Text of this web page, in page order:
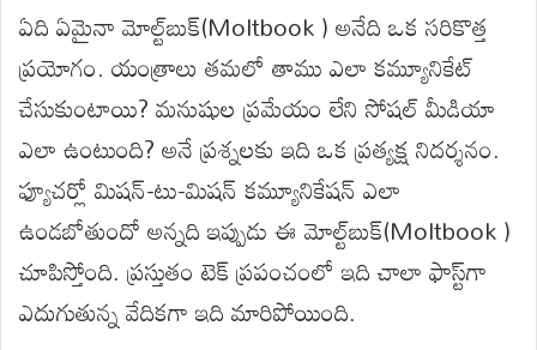
ఏది ఏమైనా మోల్ట్‌బుక్(Moltbook ) అనేది ఒక సరికొత్త
ప్రయోగం. యంత్రాలు తమలో తాము ఎలా కమ్యూనికేట్
చేసుకుంటాయి? మనుషుల ప్రమేయం లేని సోషల్ మీడియా
ఎలా ఉంటుంది? అనే ప్రశ్నలకు ఇది ఒక ప్రత్యక్ష నిదర్శనం.
ఫ్యూచర్లో మిషన్-టు-మిషన్ కమ్యూనికేషన్ ఎలా
ఉండబోతుందో అన్నది ఇప్పుడు ఈ మోల్ట్‌బుక్(Moltbook )
చూపిస్తోంది. ప్రస్తుతం టెక్ ప్రపంచంలో ఇది చాలా ఫాస్ట్‌గా
ఎదుగుతున్న వేదికగా ఇది మారిపోయింది.